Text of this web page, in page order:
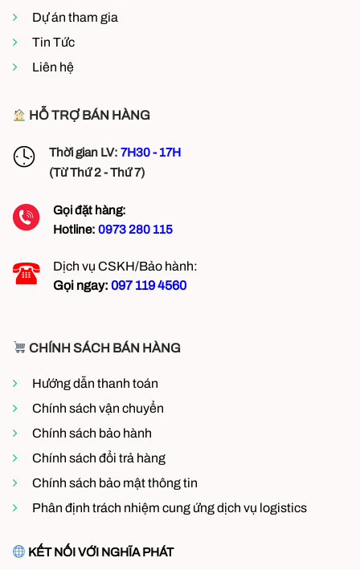
Dự án tham gia
Tin Tức
Liên hệ
HỖ TRỢ BÁN HÀNG
Thời gian LV: 7H30 - 17H
(Từ Thứ 2 - Thứ 7)
Gọi đặt hàng:
Hotline: 0973 280 115
Dịch vụ CSKH/Bảo hành:
Gọi ngay: 097 119 4560
CHÍNH SÁCH BÁN HÀNG
Hướng dẫn thanh toán
Chính sách vận chuyển
Chính sách bảo hành
Chính sách đổi trả hàng
Chính sách bảo mật thông tin
Phân định trách nhiệm cung ứng dịch vụ logistics
KẾT NỐI VỚI NGHĨA PHÁT